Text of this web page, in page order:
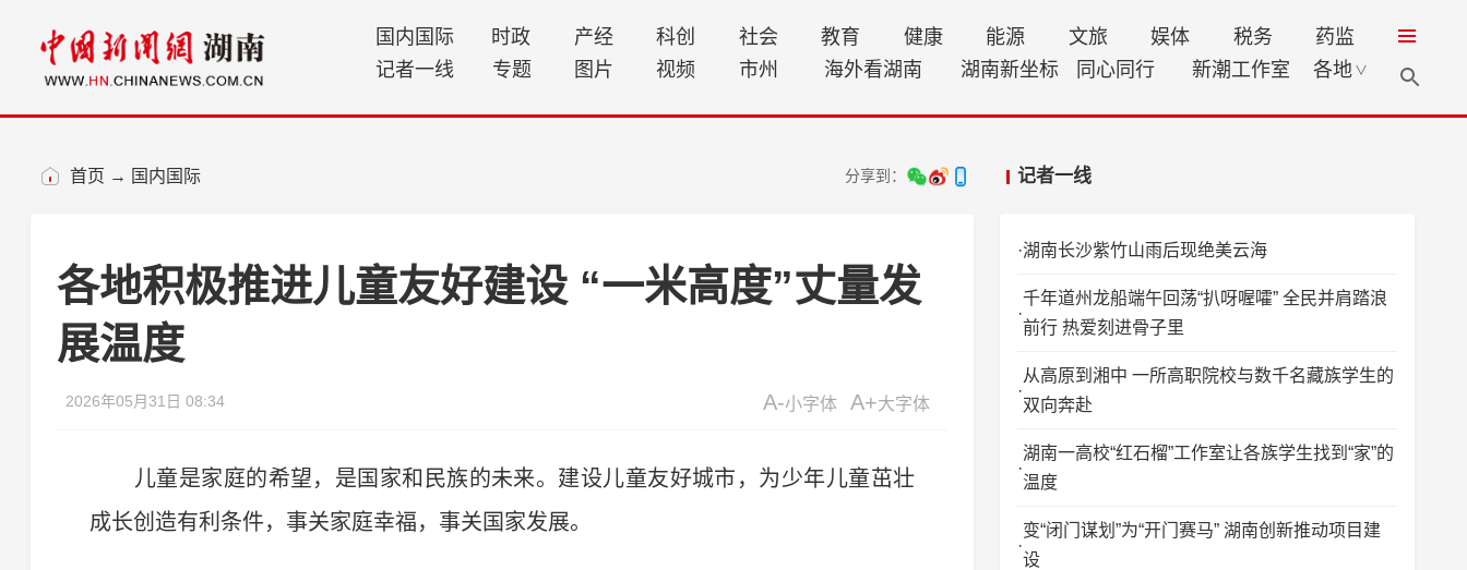
国内国际 时政 产经 科创 社会 教育 健康 能源 文旅 娱体 税务
药监
记者一线
专题 图片 视频 市州 海外看湖南 湖南新坐标 同心同行 新潮工作室 各地 ∨
首页 → 国内国际 分享到： 记者一线
各地积极推进儿童友好建设 “一米高度”丈量发
展温度
2026年05月31日 08:34 A-小字体 A+大字体
儿童是家庭的希望，是国家和民族的未来。建设儿童友好城市，为少年儿童茁壮
成长创造有利条件，事关家庭幸福，事关国家发展。
湖南长沙紫竹山雨后现绝美云海
千年道州龙船端午回荡“扒呀喔嚯” 全民并肩踏浪
前行 热爱刻进骨子里
从高原到湘中 一所高职院校与数千名藏族学生的
双向奔赴
湖南一高校“红石榴”工作室让各族学生找到“家”的
温度
变“闭门谋划”为“开门赛马” 湖南创新推动项目建
设